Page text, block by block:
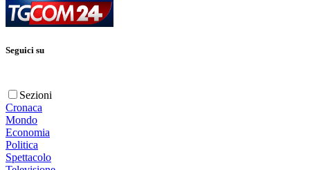
Seguici su
Sezioni
Cronaca
Mondo
Economia
Politica
Spettacolo